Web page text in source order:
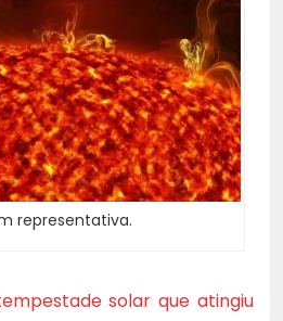
representativa.
solar que atingiu